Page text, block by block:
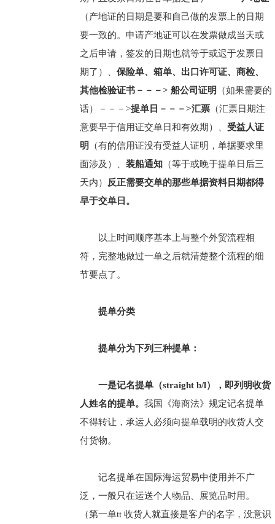
（产地证的日期是要和自己做的发票上的日期
要一致的。申请产地证可以在发票做成当天或
之后申请，签发的日期也就等于或迟于发票日
期了）、 保险单、箱单、出口许可证、商检、
其他检验证书－－－> 船公司证明
（如果需要的
话）－－－>提单日－－－>汇票（汇票日期注
意要早于信用证交单日和有效期）、 受益人证
明
（有的信用证没有受益人证明，单据要求里
面涉及）、 装船通知（等于或晚于提单日后三
天内）
反正需要交单的那些单据资料日期都得
早于交单日。
以上时间顺序基本上与整个外贸流程相
符，完整地做过一单之后就清楚整个流程的细
节要点了。
提单分类
提单分为下列三种提单：
一是记名提单（straight b/l），即列明收货
人姓名的提单。 我国《海商法》规定记名提单
不得转让，承运人必须向提单载明的收货人交
付货物。
记名提单在国际海运贸易中使用并不广
泛，一般只在运送个人物品、展览品时用。
（第一单tt 收货人就直接是客户的名字，没意识